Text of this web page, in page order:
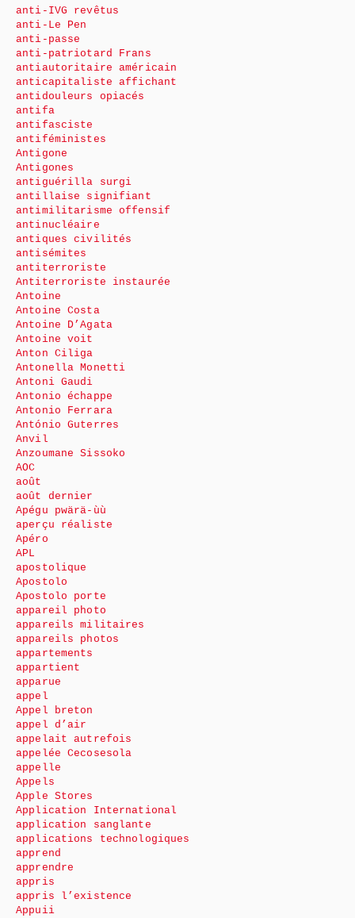
anti-IVG revêtus
anti-Le Pen
anti-passe
anti-patriotard Frans
antiautoritaire américain
anticapitaliste affichant
antidouleurs opiacés
antifa
antifasciste
antiféministes
Antigone
Antigones
antiguérilla surgi
antillaise signifiant
antimilitarisme offensif
antinucléaire
antiques civilités
antisémites
antiterroriste
Antiterroriste instaurée
Antoine
Antoine Costa
Antoine D’Agata
Antoine voit
Anton Ciliga
Antonella Monetti
Antoni Gaudi
Antonio échappe
Antonio Ferrara
António Guterres
Anvil
Anzoumane Sissoko
AOC
août
août dernier
Apégu pwärä-ùù
aperçu réaliste
Apéro
APL
apostolique
Apostolo
Apostolo porte
appareil photo
appareils militaires
appareils photos
appartements
appartient
apparue
appel
Appel breton
appel d’air
appelait autrefois
appelée Cecosesola
appelle
Appels
Apple Stores
Application International
application sanglante
applications technologiques
apprend
apprendre
appris
appris l’existence
Appuii